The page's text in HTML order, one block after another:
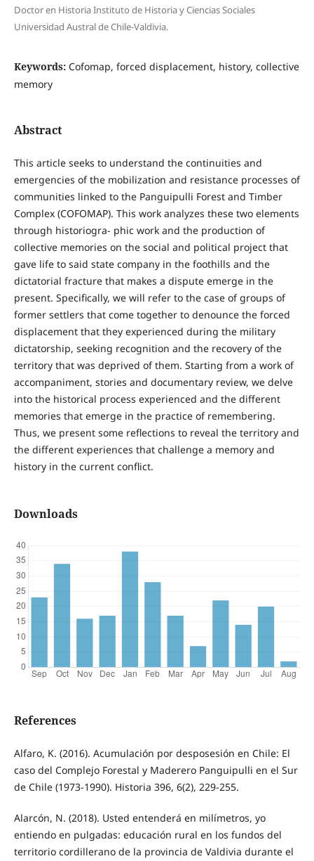
Doctor en Historia Instituto de Historia y Ciencias Sociales
Universidad Austral de Chile-Valdivia.
Keywords: Cofomap, forced displacement, history, collective
memory
Abstract
This article seeks to understand the continuities and
emergencies of the mobilization and resistance processes of
communities linked to the Panguipulli Forest and Timber
Complex (COFOMAP). This work analyzes these two elements
through historiogra- phic work and the production of
collective memories on the social and political project that
gave life to said state company in the foothills and the
dictatorial fracture that makes a dispute emerge in the
present. Specifically, we will refer to the case of groups of
former settlers that come together to denounce the forced
displacement that they experienced during the military
dictatorship, seeking recognition and the recovery of the
territory that was deprived of them. Starting from a work of
accompaniment, stories and documentary review, we delve
into the historical process experienced and the different
memories that emerge in the practice of remembering.
Thus, we present some reflections to reveal the territory and
the different experiences that challenge a memory and
history in the current conflict.
Downloads
References
Alfaro, K. (2016). Acumulación por desposesión en Chile: El
caso del Complejo Forestal y Maderero Panguipulli en el Sur
de Chile (1973-1990). Historia 396, 6(2), 229-255.
Alarcón, N. (2018). Usted entenderá en milímetros, yo
entiendo en pulgadas: educación rural en los fundos del
territorio cordillerano de la provincia de Valdivia durante el